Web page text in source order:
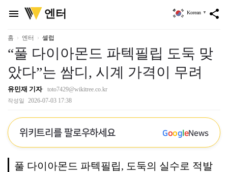
menu
위
키
리
엔터 share
Korean ▼
홈 엔터 셀럽
“풀 다이아몬드 파텍필립 도둑 맞
았다”는 쌈디, 시계 가격이 무려
유민재 기자 toto7429@wikitree.co.kr
작성일 2026-07-03 17:38
위키트리를 팔로우하세요 GoogleNews
풀 다이아몬드 파텍필립, 도둑의 실수로 적발